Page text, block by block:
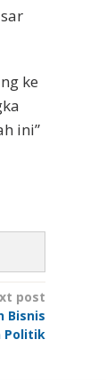
ke
ini”
post
Bisnis
Politik